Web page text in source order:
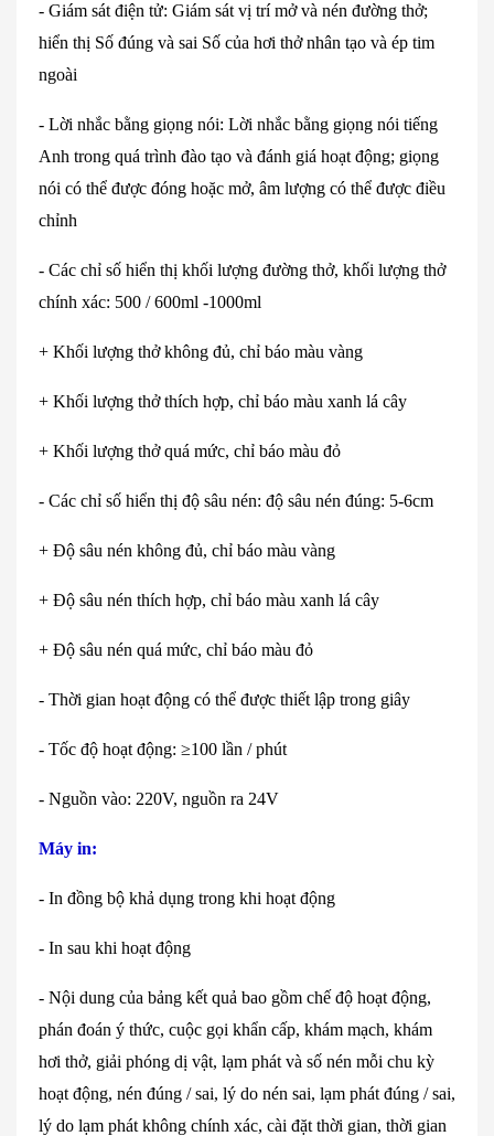
- Giám sát điện tử: Giám sát vị trí mở và nén đường thở;
hiển thị Số đúng và sai Số của hơi thở nhân tạo và ép tim
ngoài
- Lời nhắc bằng giọng nói: Lời nhắc bằng giọng nói tiếng
Anh trong quá trình đào tạo và đánh giá hoạt động; giọng
nói có thể được đóng hoặc mở, âm lượng có thể được điều
chỉnh
- Các chỉ số hiển thị khối lượng đường thở, khối lượng thở
chính xác: 500 / 600ml -1000ml
+ Khối lượng thở không đủ, chỉ báo màu vàng
+ Khối lượng thở thích hợp, chỉ báo màu xanh lá cây
+ Khối lượng thở quá mức, chỉ báo màu đỏ
- Các chỉ số hiển thị độ sâu nén: độ sâu nén đúng: 5-6cm
+ Độ sâu nén không đủ, chỉ báo màu vàng
+ Độ sâu nén thích hợp, chỉ báo màu xanh lá cây
+ Độ sâu nén quá mức, chỉ báo màu đỏ
- Thời gian hoạt động có thể được thiết lập trong giây
- Tốc độ hoạt động: ≥100 lần / phút
- Nguồn vào: 220V, nguồn ra 24V
Máy in:
- In đồng bộ khả dụng trong khi hoạt động
- In sau khi hoạt động
- Nội dung của bảng kết quả bao gồm chế độ hoạt động,
phán đoán ý thức, cuộc gọi khẩn cấp, khám mạch, khám
hơi thở, giải phóng dị vật, lạm phát và số nén mỗi chu kỳ
hoạt động, nén đúng / sai, lý do nén sai, lạm phát đúng / sai,
lý do lạm phát không chính xác, cài đặt thời gian, thời gian